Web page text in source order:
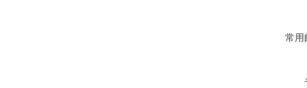
常用